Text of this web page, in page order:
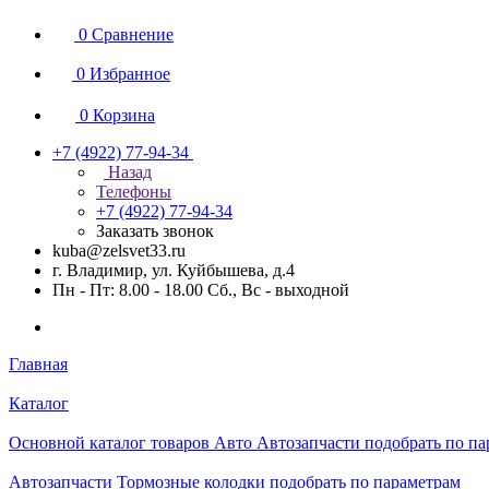
0 Сравнение
0 Избранное
0 Корзина
+7 (4922) 77-94-34
Назад
Телефоны
+7 (4922) 77-94-34
Заказать звонок
kuba@zelsvet33.ru
г. Владимир, ул. Куйбышева, д.4
Пн - Пт: 8.00 - 18.00 Сб., Вс - выходной
Главная
Каталог
Основной каталог товаров Авто Автозапчасти подобрать по
Автозапчасти Тормозные колодки подобрать по параметрам